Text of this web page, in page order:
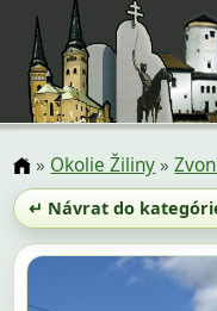
» Okolie Žiliny»
↵ Návrat do